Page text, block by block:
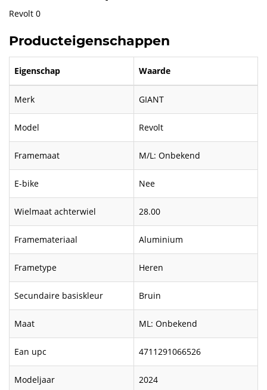
Revolt 0
Producteigenschappen
Eigenschap Waarde
Merk GIANT
Model Revolt
Framemaat M/L: Onbekend
E-bike Nee
Wielmaat achterwiel 28.00
Framemateriaal Aluminium
Frametype Heren
Secundaire basiskleur Bruin
Maat ML: Onbekend
Ean upc 4711291066526
Modeljaar 2024